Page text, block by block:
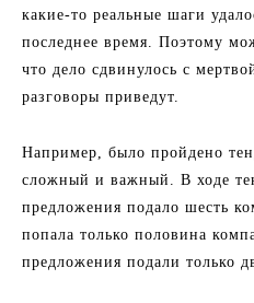
какие-то реальные шаги
последнее время. Поэтому
что дело сдвинулось с
разговоры приведут.
Например, было пройдено
сложный и важный. В ходе
предложения подало шесть
попала только половина
предложения подали только